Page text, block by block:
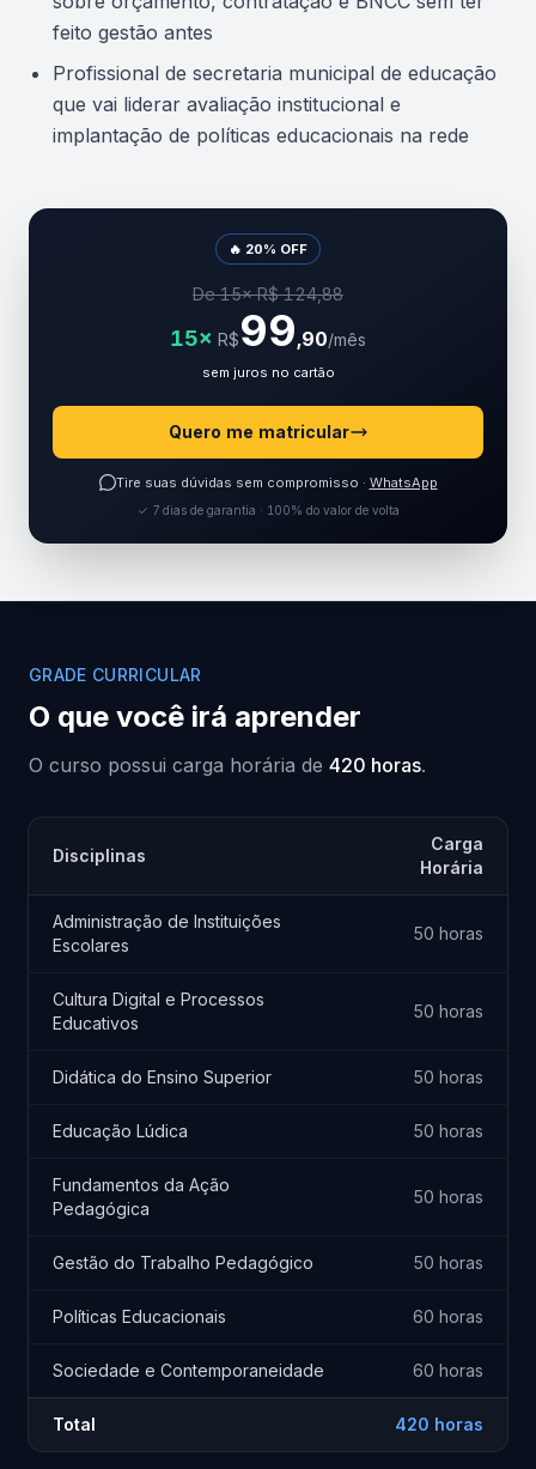
feito gestão antes
Profissional de secretaria municipal de educação
que vai liderar avaliação institucional e
implantação de políticas educacionais na rede
🔥 20% OFF
De 15× R$ 124,88
15× R$99,90/mês
sem juros no cartão
Quero me matricular
Tire suas dúvidas sem compromisso · WhatsApp
✓ 7 dias de garantia · 100% do valor de volta
GRADE CURRICULAR
O que você irá aprender
O curso possui carga horária de 420 horas.
Disciplinas
Carga
Horária
Administração de Instituições
Escolares
50 horas
Cultura Digital e Processos
Educativos
50 horas
Didática do Ensino Superior 50 horas
Educação Lúdica 50 horas
Fundamentos da Ação
Pedagógica
50 horas
Gestão do Trabalho Pedagógico 50 horas
Políticas Educacionais 60 horas
Sociedade e Contemporaneidade 60 horas
Total 420 horas